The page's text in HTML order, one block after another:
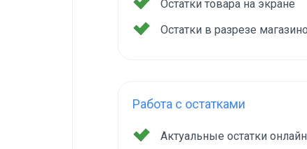
Остатки товара на экране
Остатки в разрезе
Работа с остатками
Актуальные остатки